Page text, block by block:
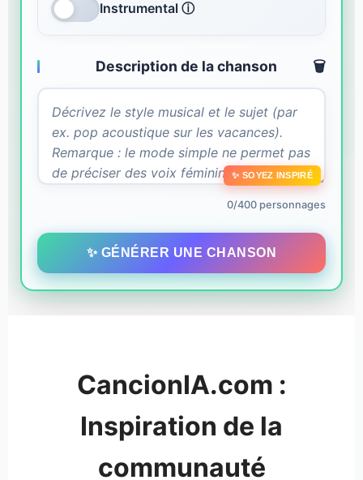
Instrumental ⓘ
Description de la chanson 🗑️
✨ SOYEZ INSPIRÉ
0/400 personnages
✨ GÉNÉRER UNE CHANSON
CancionIA.com :
Inspiration de la
communauté